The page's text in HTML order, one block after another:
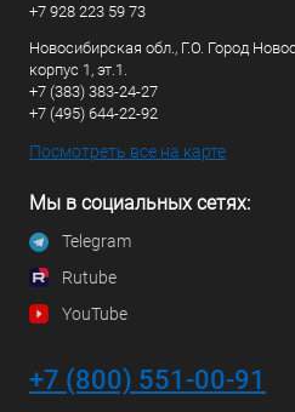
+7 928 223 59 73
Новосибирская обл., Г.О. Город
корпус 1, эт.1.
+7 (383) 383-24-27
+7 (495) 644-22-92
Посмотреть все на карте
Мы в социальных сетях:
Telegram
Rutube
YouTube
+7 (800) 551-00-91